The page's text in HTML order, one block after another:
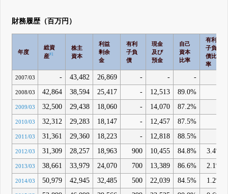
財務履歴（百万円）
年度
総資
産#1
株主
資本
利益
剰余
金
有利
子負
債
現金
及び
預金
自己
資本
比率
有利
子負
債比
率
2007/03 - 43,482 26,869 - - -
2008/03 42,864 38,594 25,417 - 12,513 89.0%
2009/03 32,500 29,438 18,060 - 14,070 87.2%
2010/03 32,312 29,283 18,147 - 12,457 87.5%
2011/03 31,361 29,360 18,223 - 12,818 88.5%
2012/03 31,309 28,257 18,963 900 10,455 84.8% 3.4%
2013/03 38,661 33,979 24,070 700 13,389 86.6% 2.1%
2014/03 50,979 42,945 32,485 500 22,039 84.5% 1.2%